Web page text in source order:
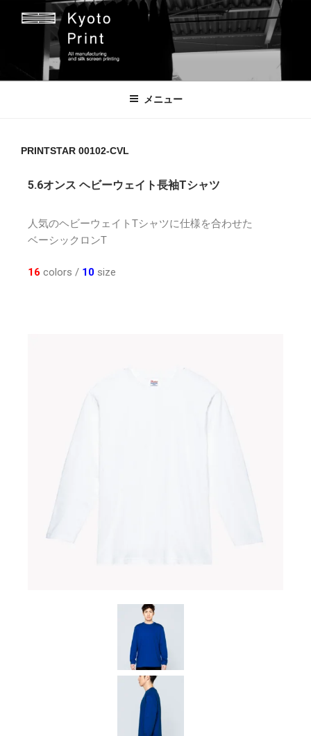
京都プリント
京都市のオリジナルプリント会社
メニュー
PRINTSTAR 00102-CVL
5.6オンス ヘビーウェイト長袖Tシャツ
人気のヘビーウェイトTシャツに仕様を合わせた
ベーシックロンT
16 colors / 10 size